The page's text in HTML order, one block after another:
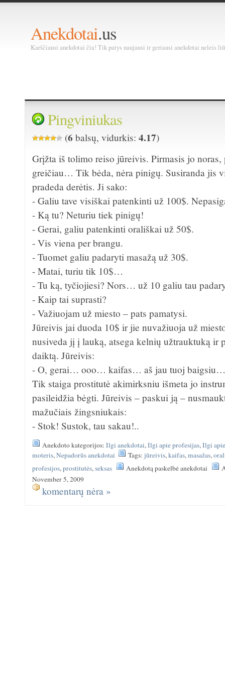
Anekdotai.us
Karščiausi anekdotai čia! Tik patys naujausi ir geriausi anekdotai neleis
Pingviniukas
(6 balsų, vidurkis:4.17)
Grįžta iš tolimo reiso jūreivis. Pirmasis jo
greičiau… Tik bėda, nėra pinigų. Susiranda jis
pradeda derėtis. Ji sako:
- Galiu tave visiškai patenkinti už 100$.
- Ką tu? Neturiu tiek pinigų!
- Gerai, galiu patenkinti orališkai už 50$.
- Vis viena per brangu.
- Tuomet galiu padaryti masažą už 30$.
- Matai, turiu tik 10$…
- Tu ką, tyčiojiesi? Nors… už 10 galiu tau
- Kaip tai suprasti?
- Važiuojam už miesto – pats pamatysi.
Jūreivis jai duoda 10$ ir jie nuvažiuoja už
nusiveda jį į lauką, atsega kelnių užtrauktuką ir
daiktą. Jūreivis:
- O, gerai… ooo… kaifas… aš jau tuoj
Tik staiga prostitutė akimirksniu išmeta jo
pasileidžia bėgti. Jūreivis – paskui ją –
mažučiais žingsniukais:
- Stok! Sustok, tau sakau!..
Anekdoto kategorijos:Ilgi anekdotai,Ilgi apie profesijas,Ilgi
moteris,Nepadorūs anekdotai Tags:jūreivis,kaifas,masažas,
profesijos,prostitutės,seksas Anekdotą paskelbė anekdotai
November 5, 2009
komentarų nėra »